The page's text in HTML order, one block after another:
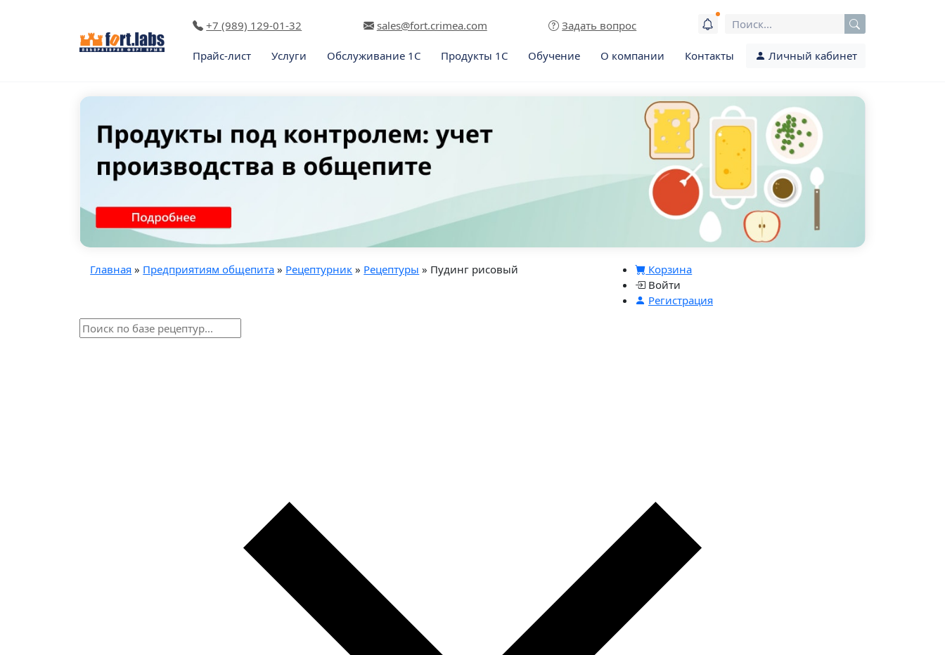
+7 (989) 129-01-32 sales@fort.crimea.com Задать вопрос
Прайс-лист Услуги Обслуживание 1С Продукты 1С Обучение О компании Контакты Личный кабинет
Главная » Предприятиям общепита » Рецептурник » Рецептуры » Пудинг рисовый
Корзина
Войти
Регистрация